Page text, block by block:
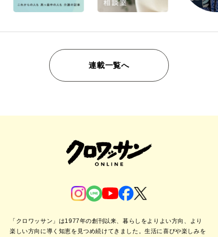
連載一覧へ
「クロワッサン」は1977年の創刊以来、暮らしをよりよい方向、より
楽しい方向に導く知恵を見つめ続けてきました。生活に喜びや楽しみを